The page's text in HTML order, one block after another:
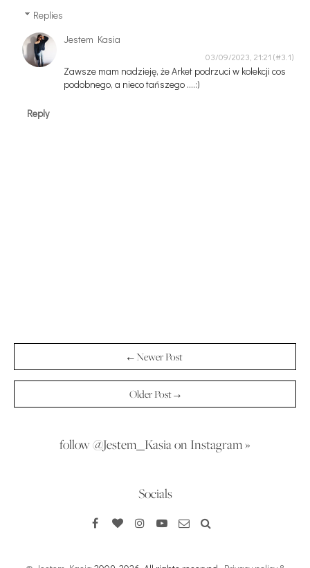
Replies
Jestem Kasia
03/09/2023, 21:21
Zawsze mam nadzieję, że Arket podrzuci w kolekcji cos
podobnego, a nieco tańszego ....:)
Reply
← Newer Post
Older Post →
follow @Jestem_Kasia on Instagram »
Socials